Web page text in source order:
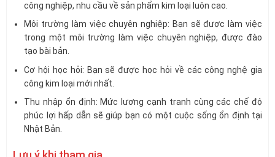
công nghiệp, nhu cầu về sản phẩm kim loại luôn cao.
Môi trường làm việc chuyên nghiệp: Bạn sẽ được làm việc
trong một môi trường làm việc chuyên nghiệp, được đào
tạo bài bản.
Cơ hội học hỏi: Bạn sẽ được học hỏi về các công nghệ gia
công kim loại mới nhất.
Thu nhập ổn định: Mức lương cạnh tranh cùng các chế độ
phúc lợi hấp dẫn sẽ giúp bạn có một cuộc sống ổn định tại
Nhật Bản.